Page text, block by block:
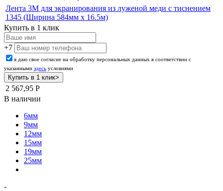
Лента 3M для экранирования из луженой меди с тиснением
1345 (Ширина 584мм х 16.5м)
Купить в 1 клик
+7
я даю свое согласие на обработку персональных данных в соответствии с
указанными здесь условиями
2 567,95 Р
В наличии
6мм
9мм
12мм
15мм
19мм
25мм
-